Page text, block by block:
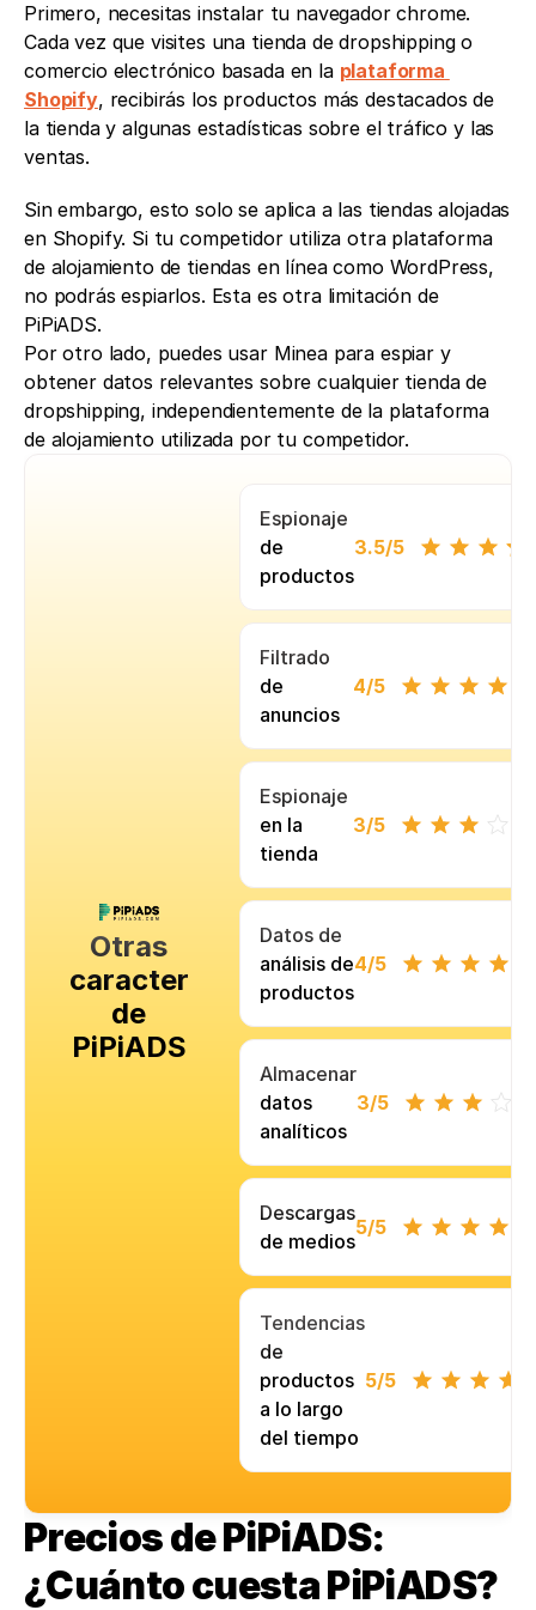
Primero, necesitas instalar tu navegador chrome.
Cada vez que visites una tienda de dropshipping o
comercio electrónico basada en la plataforma
Shopify, recibirás los productos más destacados de
la tienda y algunas estadísticas sobre el tráfico y las
ventas.
Sin embargo, esto solo se aplica a las tiendas alojadas
en Shopify. Si tu competidor utiliza otra plataforma
de alojamiento de tiendas en línea como WordPress,
no podrás espiarlos. Esta es otra limitación de
PiPiADS.
Por otro lado, puedes usar Minea para espiar y
obtener datos relevantes sobre cualquier tienda de
dropshipping, independientemente de la plataforma
de alojamiento utilizada por tu competidor.
Otras
características
de
PiPiADS
Espionaje
de
productos
3.5/5
Filtrado
de
anuncios
4/5
Espionaje
en la
tienda
3/5
Datos de
análisis de
productos
4/5
Almacenar
datos
analíticos
3/5
Descargas
de medios
5/5
Tendencias
de
productos
a lo largo
del tiempo
5/5
Precios de PiPiADS:
¿Cuánto cuesta PiPiADS?